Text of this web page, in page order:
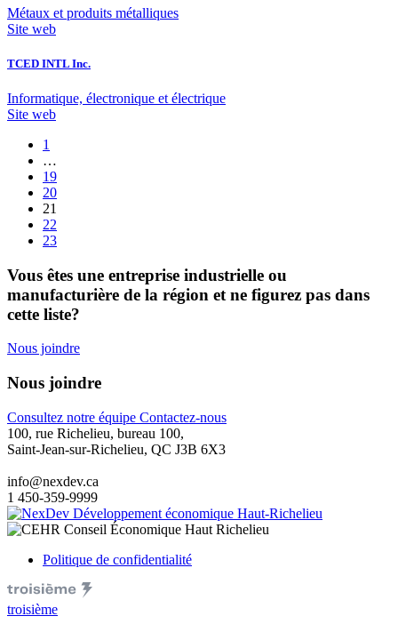
Métaux et produits métalliques
Site web
TCED INTL Inc.
Informatique, électronique et électrique
Site web
1
…
19
20
21
22
23
Vous êtes une entreprise industrielle ou
manufacturière de la région et ne figurez pas dans
cette liste?
Nous joindre
Nous joindre
Consultez notre équipe Contactez-nous
100, rue Richelieu, bureau 100,
Saint-Jean-sur-Richelieu, QC J3B 6X3
info@nexdev.ca
1 450-359-9999
Politique de confidentialité
troisième